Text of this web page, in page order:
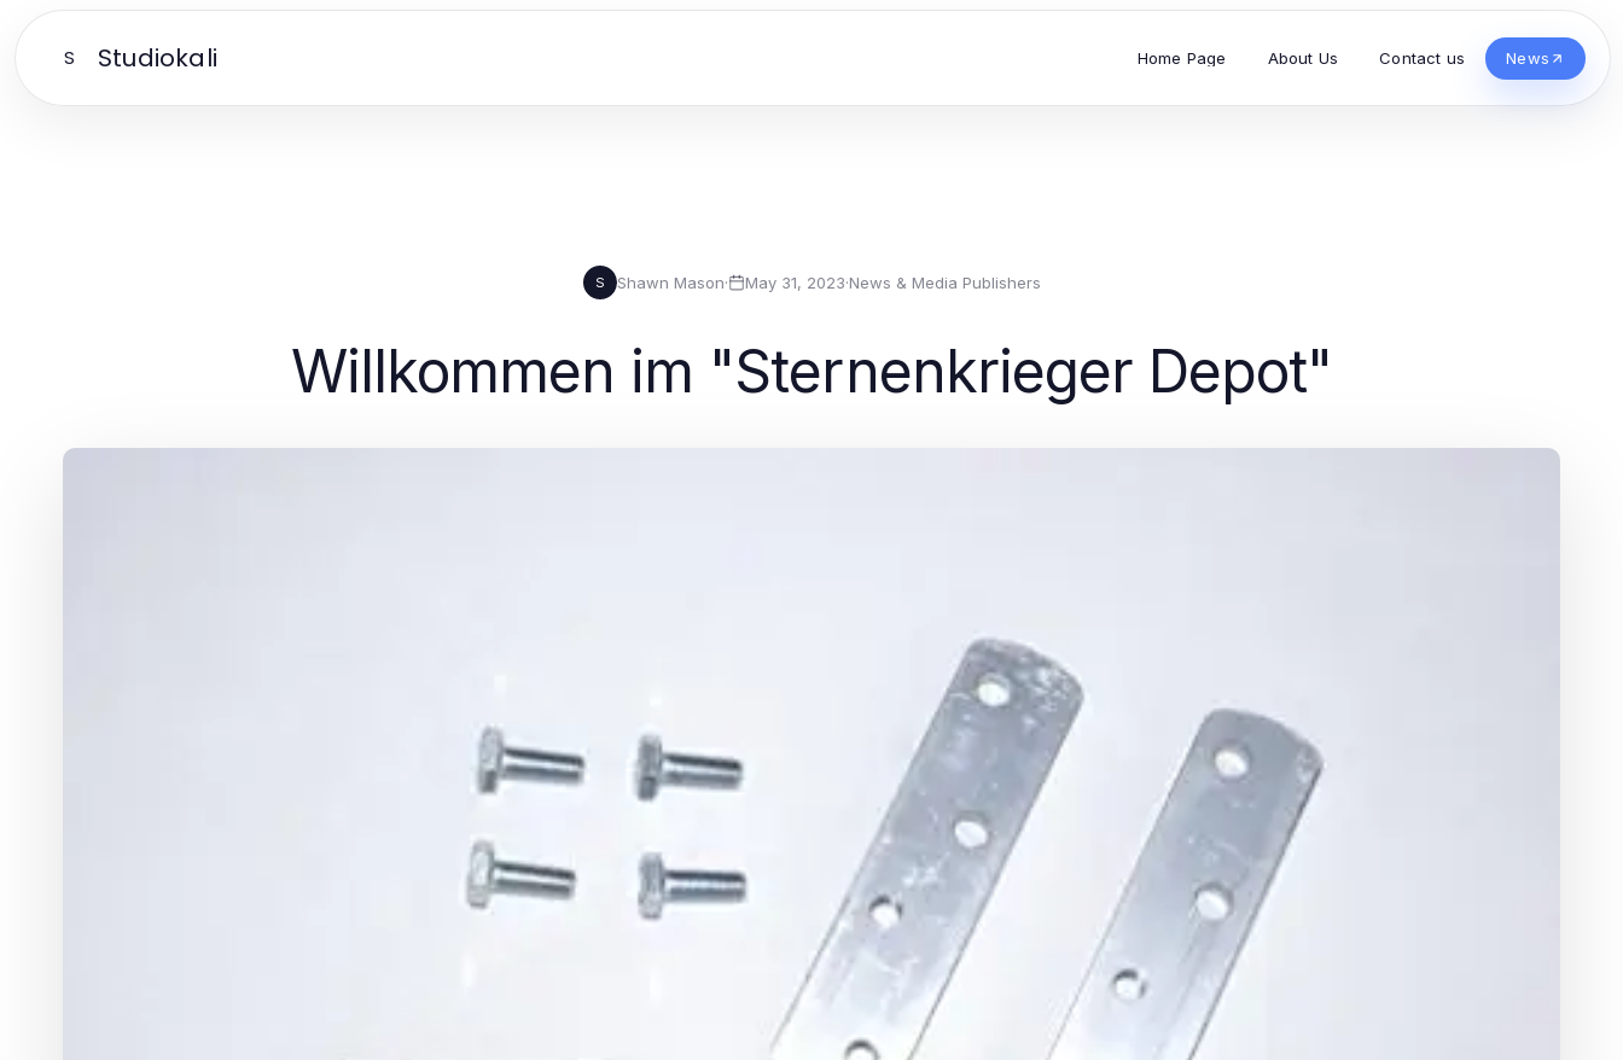
S Studiokali Home Page About Us Contact us News
S Shawn Mason· May 31, 2023·News & Media Publishers
Willkommen im "Sternenkrieger Depot"